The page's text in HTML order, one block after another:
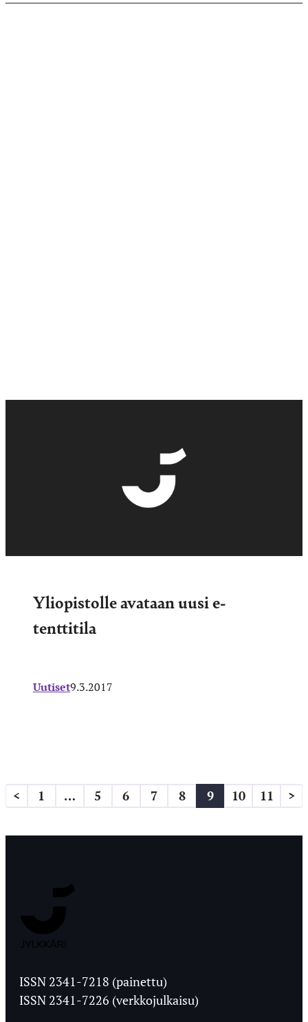
Yliopistolle avataan uusi e-
tenttitila
Uutiset9.3.2017
Artikkelien
sivutus
< 1 … 5 6 7 8 9 10 11 >
Ylioppilaslehti
ISSN 2341-7218 (painettu)
ISSN 2341-7226 (verkkojulkaisu)